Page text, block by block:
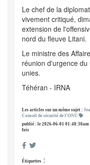
Le chef de la
vivement critiqué,
extension de
nord du fleuve Litani.
Le ministre des
réunion d'urgence
unies.
Téhéran - IRNA
Les articles sur un même sujet :
Conseil de sécurité de l'ONU
publié : le 2026-06-01
fois
Étiquettes :